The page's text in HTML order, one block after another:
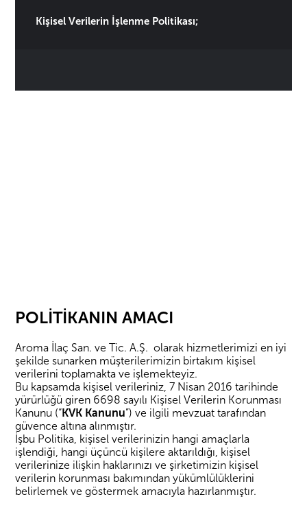
Kişisel Verilerin İşlenme Politikası;
POLİTİKANIN AMACI
Aroma İlaç San. ve Tic. A.Ş. olarak hizmetlerimizi en iyi
şekilde sunarken müşterilerimizin birtakım kişisel
verilerini toplamakta ve işlemekteyiz.
Bu kapsamda kişisel verileriniz, 7 Nisan 2016 tarihinde
yürürlüğü giren 6698 sayılı Kişisel Verilerin Korunması
Kanunu (“KVK Kanunu”) ve ilgili mevzuat tarafından
güvence altına alınmıştır.
İşbu Politika, kişisel verilerinizin hangi amaçlarla
işlendiği, hangi üçüncü kişilere aktarıldığı, kişisel
verilerinize ilişkin haklarınızı ve şirketimizin kişisel
verilerin korunması bakımından yükümlülüklerini
belirlemek ve göstermek amacıyla hazırlanmıştır.